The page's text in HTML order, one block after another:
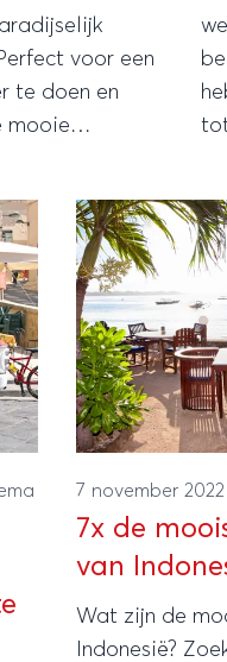
voor een
te doen en
mooie
jouw ultieme
7 november 2022
7x de
van
Wat zijn de
Indonesië?